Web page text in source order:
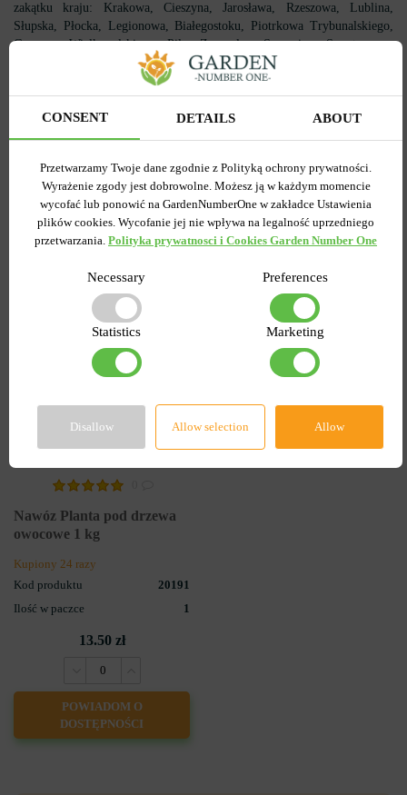
zakątku kraju: Krakowa, Cieszyna, Jarosława, Rzeszowa, Lublina,
Słupska, Płocka, Legionowa, Białegostoku, Piotrkowa Trybunalskiego,
Gorzowa Wielkopolskiego, Piły, Zgorzelca, Szczecina, Sopotu oraz
innych miejscowości kraju.
Ostatnio przeglądane
towary
Nawóz Planta pod drzewa
owocowe 1 kg
Kupiony 24 razy
Kod produktu
20191
Ilość w paczce
1
13.50 zł
POWIADOM O
DOSTĘPNOŚCI
CONSENT DETAILS ABOUT
Przetwarzamy Twoje dane zgodnie z Polityką ochrony prywatności.
Wyrażenie zgody jest dobrowolne. Możesz ją w każdym momencie
wycofać lub ponowić na GardenNumberOne w zakładce Ustawienia
plików cookies. Wycofanie jej nie wpływa na legalność uprzedniego
przetwarzania. Polityka prywatnosci i Cookies Garden Number One
Necessary Preferences
Statistics Marketing
Disallow Allow selection Allow